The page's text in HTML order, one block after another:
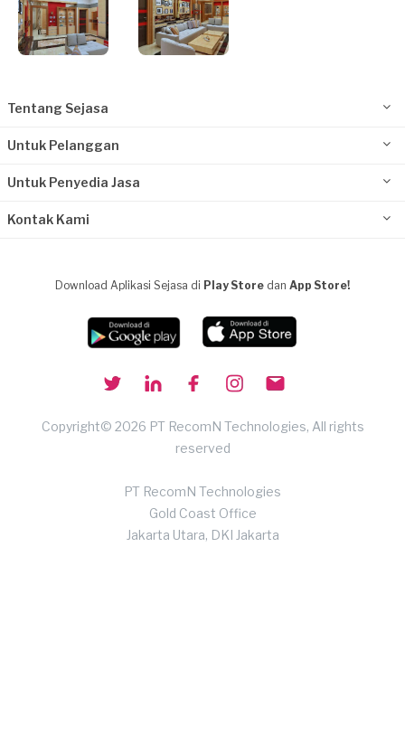
Tentang Sejasa
Untuk Pelanggan
Untuk Penyedia Jasa
Kontak Kami
Download Aplikasi Sejasa di Play Store dan App Store!
Copyright© 2026 PT RecomN Technologies, All rights
reserved
PT RecomN Technologies
Gold Coast Office
Jakarta Utara, DKI Jakarta